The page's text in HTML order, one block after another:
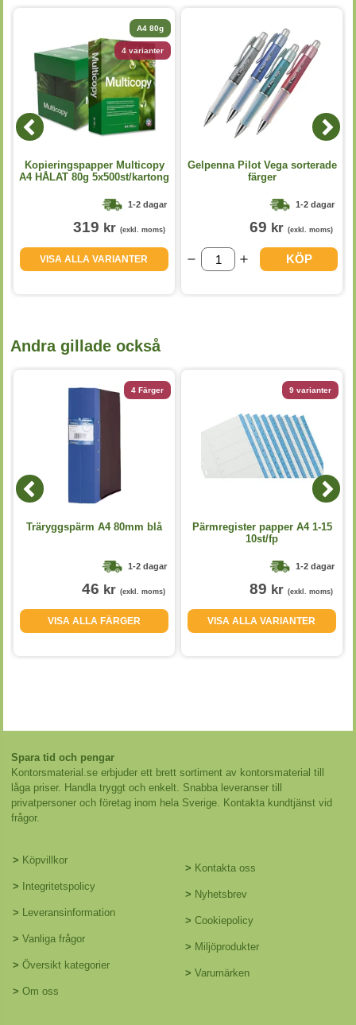
A4 80g
4 varianter
Kopieringspapper Multicopy
A4 HÅLAT 80g 5x500st/kartong
1-2 dagar
319 kr (exkl. moms)
VISA ALLA VARIANTER
Gelpenna Pilot Vega sorterade
färger
1-2 dagar
69 kr (exkl. moms)
KÖP
Andra gillade också
4 Färger
Träryggspärm A4 80mm blå
1-2 dagar
46 kr (exkl. moms)
VISA ALLA FÄRGER
9 varianter
Pärmregister papper A4 1-15
10st/fp
1-2 dagar
89 kr (exkl. moms)
VISA ALLA VARIANTER
Spara tid och pengar
Kontorsmaterial.se erbjuder ett brett sortiment av kontorsmaterial till
låga priser. Handla tryggt och enkelt. Snabba leveranser till
privatpersoner och företag inom hela Sverige. Kontakta kundtjänst vid
frågor.
> Köpvillkor
> Integritetspolicy
> Leveransinformation
> Vanliga frågor
> Översikt kategorier
> Om oss
> Kontakta oss
> Nyhetsbrev
> Cookiepolicy
> Miljöprodukter
> Varumärken